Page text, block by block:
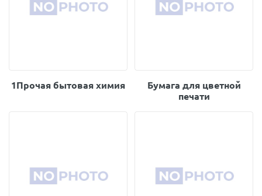
1Прочая бытовая химия
Бумага для цветной
печати